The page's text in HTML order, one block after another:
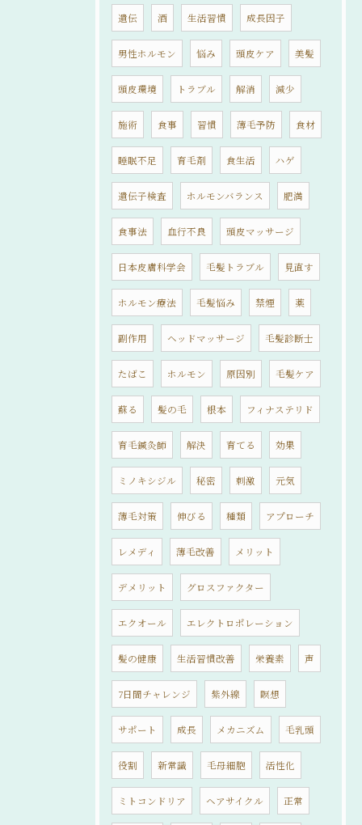
遺伝 酒 生活習慣 成長因子
男性ホルモン 悩み 頭皮ケア 美髪
頭皮環境 トラブル 解消 減少
施術 食事 習慣 薄毛予防 食材
睡眠不足 育毛剤 食生活 ハゲ
遺伝子検査 ホルモンバランス 肥満
食事法 血行不良 頭皮マッサージ
日本皮膚科学会 毛髪トラブル 見直す
ホルモン療法 毛髪悩み 禁煙 薬
副作用 ヘッドマッサージ 毛髪診断士
たばこ ホルモン 原因別 毛髪ケア
蘇る 髪の毛 根本 フィナステリド
育毛鍼灸師 解決 育てる 効果
ミノキシジル 秘密 刺激 元気
薄毛対策 伸びる 種類 アプローチ
レメディ 薄毛改善 メリット
デメリット グロスファクター
エクオール エレクトロポレーション
髪の健康 生活習慣改善 栄養素 声
7日間チャレンジ 紫外線 瞑想
サポート 成長 メカニズム 毛乳頭
役割 新常識 毛母細胞 活性化
ミトコンドリア ヘアサイクル 正常